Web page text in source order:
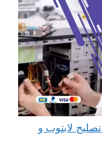
مهندس كمبيوتر صبحان 65511033 تصليح لابتوب و